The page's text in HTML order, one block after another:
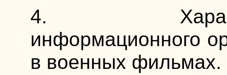
информационного
в военных фильмах.